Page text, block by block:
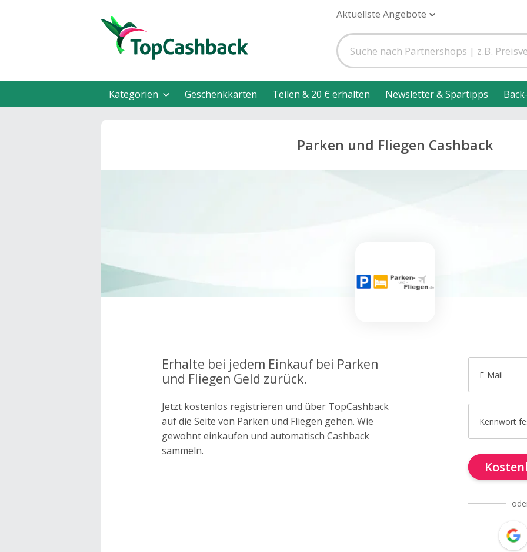
Aktuellste Angebote
Kategorien Geschenkkarten Teilen & 20 € erhalten Newsletter & Spartipps
Parken und Fliegen Cashback
Erhalte bei jedem Einkauf bei Parken
und Fliegen Geld zurück.
Jetzt kostenlos registrieren und über TopCashback
auf die Seite von Parken und Fliegen gehen. Wie
gewohnt einkaufen und automatisch Cashback
sammeln.
E-Mail
Kennwort